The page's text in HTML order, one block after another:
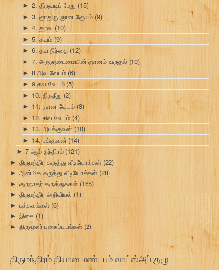
► 2. திருவடிப் பேறு (15)
► 3. ஞாதுரு ஞான ஞேயம் (9)
► 4. துறவு (10)
► 5. தவம்(9)
► 6. தவ நிந்தை (12)
► 7. அருளுடைமையின் ஞானம் வருதல் (10)
► 8 அவ வேடம் (6)
► 9 தவ வேடம் (5)
► 10. திருநீறு (2)
► 11. ஞான வேடம் (8)
► 12. சிவ வேடம் (4)
► 13. அபக்குவன் (10)
► 14. பக்குவன் (14)
► 7 ஆம் தந்திரம் (121)
► திருமந்திர கருத்து வீடியோக்கள் (22)
► ஆன்மிக கருத்து வீடியோக்கள் (28)
► குருநாதர் கருத்துக்கள் (165)
► திருமந்திர அறிவியல் (1)
► புத்தகங்கள் (6)
► இசை (1)
► திருமூலர் புகைப்படங்கள் (2)
திருமந்திரம் தியான மண்டபம் வாட்ஸ்அப் குழு: